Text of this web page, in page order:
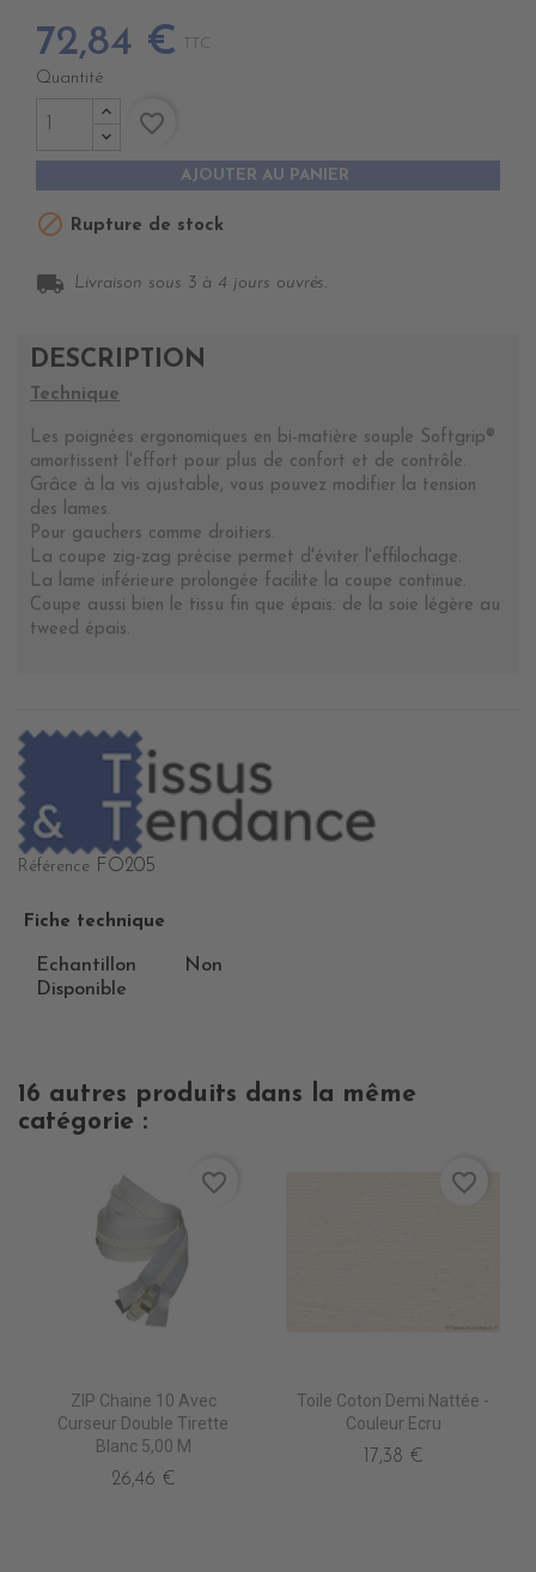
72,84 € TTC
Quantité
AJOUTER AU PANIER
favorite_border
 Rupture de stock
local_shipping Livraison sous 3 à 4 jours ouvrés.
DESCRIPTION
Technique
Les poignées ergonomiques en bi-matière souple Softgrip®
amortissent l'effort pour plus de confort et de contrôle.
Grâce à la vis ajustable, vous pouvez modifier la tension
des lames.
Pour gauchers comme droitiers.
La coupe zig-zag précise permet d'éviter l'effilochage.
La lame inférieure prolongée facilite la coupe continue.
Coupe aussi bien le tissu fin que épais: de la soie légère au
tweed épais.
Référence FO205
Fiche technique
Echantillon
Disponible
Non
16 autres produits dans la même
catégorie :
ZIP Chaine 10 Avec
Curseur Double Tirette
Blanc 5,00 M
26,46 €
favorite_border
Toile Coton Demi Nattée -
Couleur Ecru
17,38 €
favorite_border